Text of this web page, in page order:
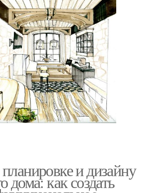
и дизайну
дома: как создать